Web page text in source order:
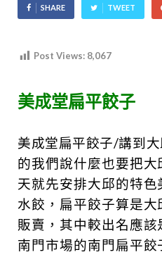
SHARE TWEET
Post Views: 8,067
美成堂扁平餃子
美成堂扁平餃子/講到
的我們說什麼也要把
天就先安排大邱的特
水餃，扁平餃子算是大
販賣，其中較出名應
南門市場的南門扁平